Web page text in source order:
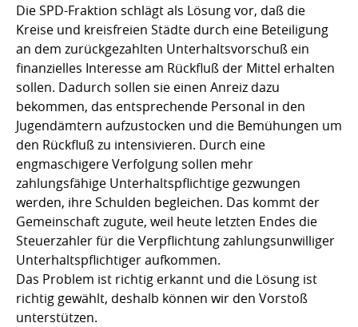
Die SPD-Fraktion schlägt als Lösung vor, daß die
Kreise und kreisfreien Städte durch eine Beteiligung
an dem zurückgezahlten Unterhaltsvorschuß ein
finanzielles Interesse am Rückfluß der Mittel erhalten
sollen. Dadurch sollen sie einen Anreiz dazu
bekommen, das entsprechende Personal in den
Jugendämtern aufzustocken und die Bemühungen um
den Rückfluß zu intensivieren. Durch eine
engmaschigere Verfolgung sollen mehr
zahlungsfähige Unterhaltspflichtige gezwungen
werden, ihre Schulden begleichen. Das kommt der
Gemeinschaft zugute, weil heute letzten Endes die
Steuerzahler für die Verpflichtung zahlungsunwilliger
Unterhaltspflichtiger aufkommen.
Das Problem ist richtig erkannt und die Lösung ist
richtig gewählt, deshalb können wir den Vorstoß
unterstützen.